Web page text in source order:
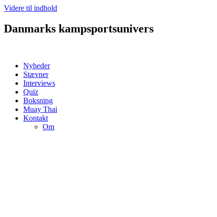
Videre til indhold
Danmarks kampsportsunivers
Nyheder
Stævner
Interviews
Quiz
Boksning
Muay Thai
Kontakt
Om